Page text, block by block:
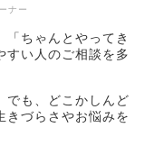
ナー
「ちゃんとやってき
すい人のご相談を多
でも、どこかしんど
きづらさやお悩みを